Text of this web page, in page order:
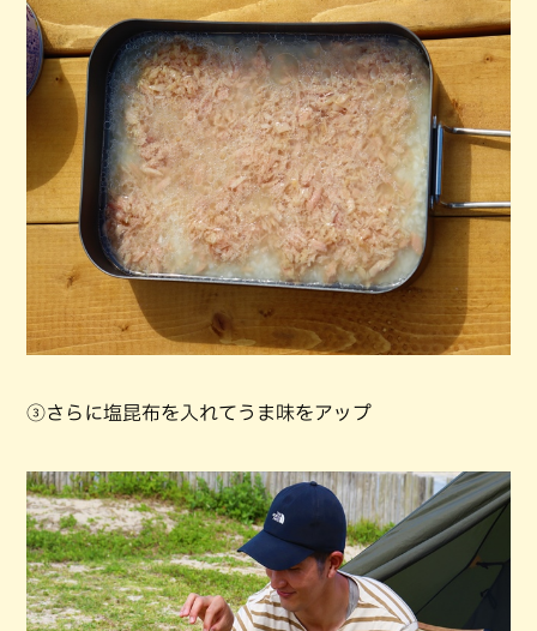
③さらに塩昆布を入れてうま味をアップ